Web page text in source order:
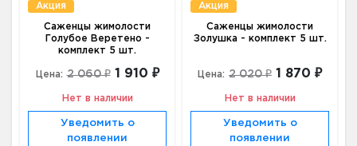
Акция
Саженцы жимолости
Голубое Веретено -
комплект 5 шт.
Цена: 2 060 ₽ 1 910 ₽
Нет в наличии
Уведомить о
появлении
Акция
Саженцы жимолости
Золушка - комплект 5 шт.
Цена: 2 020 ₽ 1 870 ₽
Нет в наличии
Уведомить о
появлении